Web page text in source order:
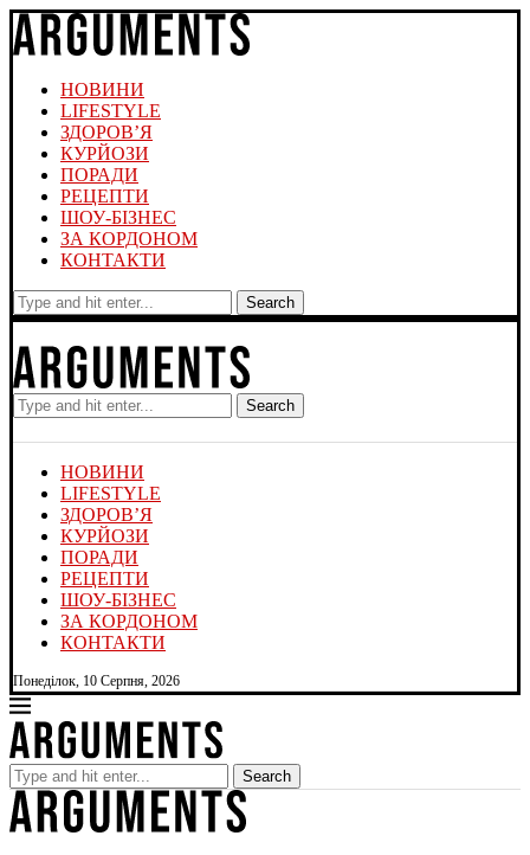
НОВИНИ
LIFESTYLE
ЗДОРОВ’Я
КУРЙОЗИ
ПОРАДИ
РЕЦЕПТИ
ШОУ-БІЗНЕС
ЗА КОРДОНОМ
КОНТАКТИ
Search
Search
НОВИНИ
LIFESTYLE
ЗДОРОВ’Я
КУРЙОЗИ
ПОРАДИ
РЕЦЕПТИ
ШОУ-БІЗНЕС
ЗА КОРДОНОМ
КОНТАКТИ
Понеділок, 10 Серпня, 2026
Search